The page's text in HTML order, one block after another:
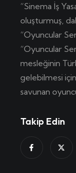
“Sinema İş
oluşturmuş,
“Oyuncular
“Oyuncular
mesleğinin
gelebilmesi
savunan
Takip Edin